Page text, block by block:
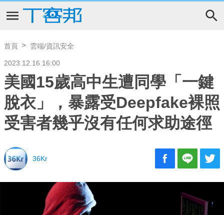
首頁 雲端/資訊安全
2023.12.16 16:00
美國15歲高中生遭同學「一鍵
脫衣」，暴露受Deepfake裸照
受害者幾乎沒有任何求助途徑
36Kr